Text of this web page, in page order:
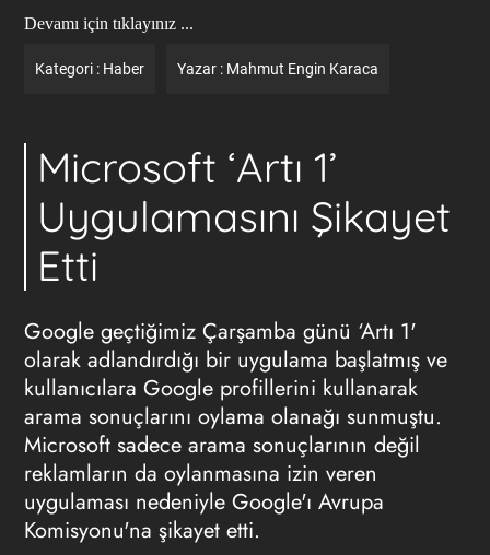
Devamı için tıklayınız ...
Kategori : Haber Yazar : Mahmut Engin Karaca
Microsoft ‘Artı 1’
Uygulamasını Şikayet
Etti
Google geçtiğimiz Çarşamba günü ‘Artı 1'
olarak adlandırdığı bir uygulama başlatmış ve
kullanıcılara Google profillerini kullanarak
arama sonuçlarını oylama olanağı sunmuştu.
Microsoft sadece arama sonuçlarının değil
reklamların da oylanmasına izin veren
uygulaması nedeniyle Google'ı Avrupa
Komisyonu'na şikayet etti.